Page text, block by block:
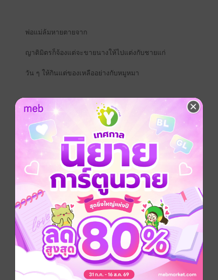
พ่อแม่ล้มหายตายจาก
ญาติมิตรก็จ้องแต่จะขายนางให้ไปแต่งกับชายแก่
วัน ๆ ให้กินแต่ของเหลืออย่างกับหมูหมา
ไร้ซึ่งคฤหาสน์หลังใหญ่
ไร้ซึ่งตระกูลดีมีอำนาจเกื้อหนุน
การดำรงชีวิตในแต่ละวันมีแต่ต้องดิ้นรนเท่านั้น!
แต่ในเมื่อนางมีวิชาแพทย์ติดตัวมา
ทำไมนางจะเปิดโรงหมอและร้านขายยาของตนเองไม่ได้
เล่า?